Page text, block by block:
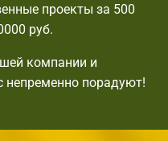
проекты за 500
руб.
компании и
непременно порадуют!